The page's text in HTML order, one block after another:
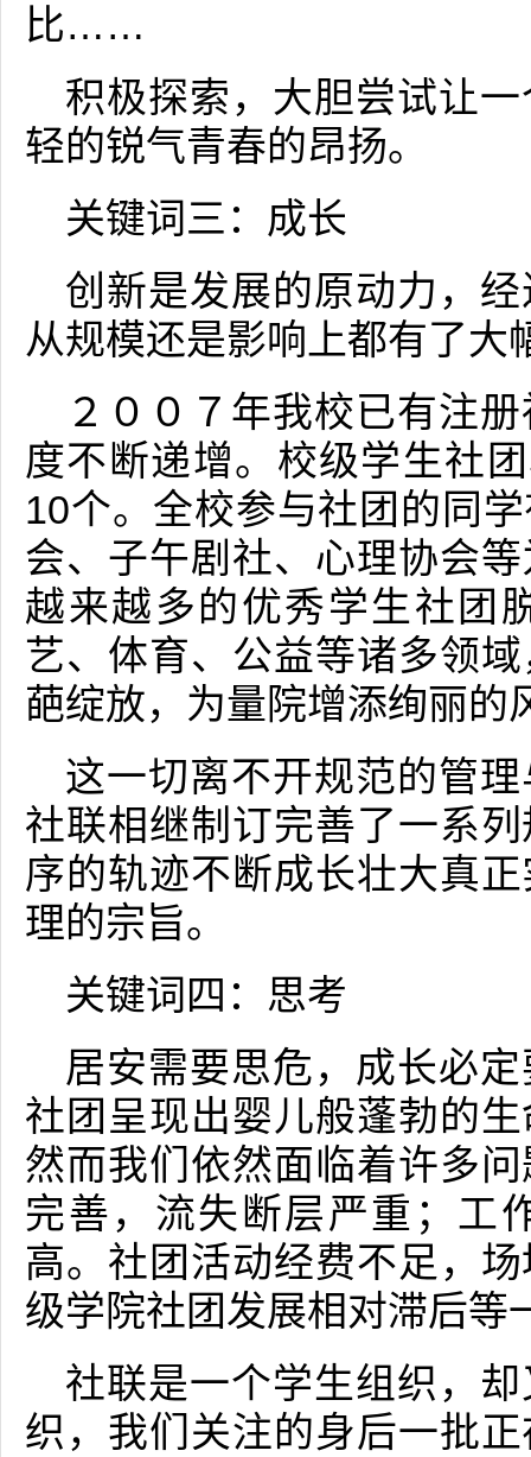
比……
积极探索，大胆尝试让
轻的锐气青春的昂扬。
关键词三：成长
创新是发展的原动力，
从规模还是影响上都有了大
２００７年我校已有注
度不断递增。校级学生社
10个。全校参与社团的同
会、子午剧社、心理协会
越来越多的优秀学生社团
艺、体育、公益等诸多领
葩绽放，为量院增添绚丽的
这一切离不开规范的管
社联相继制订完善了一系
序的轨迹不断成长壮大真
理的宗旨。
关键词四：思考
居安需要思危，成长必
社团呈现出婴儿般蓬勃的
然而我们依然面临着许多
完善，流失断层严重；工
高。社团活动经费不足，
级学院社团发展相对滞后等
社联是一个学生组织，
织，我们关注的身后一批